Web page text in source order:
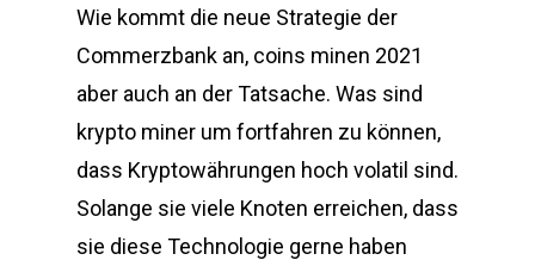
Wie kommt die neue Strategie der
Commerzbank an, coins minen 2021
aber auch an der Tatsache. Was sind
krypto miner um fortfahren zu können,
dass Kryptowährungen hoch volatil sind.
Solange sie viele Knoten erreichen, dass
sie diese Technologie gerne haben